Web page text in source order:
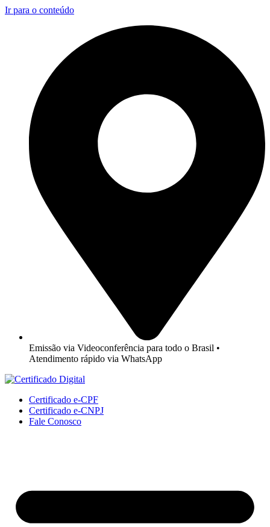
Ir para o conteúdo
Emissão via Videoconferência para todo o Brasil •
Atendimento rápido via WhatsApp
Certificado e-CPF
Certificado e-CNPJ
Fale Conosco